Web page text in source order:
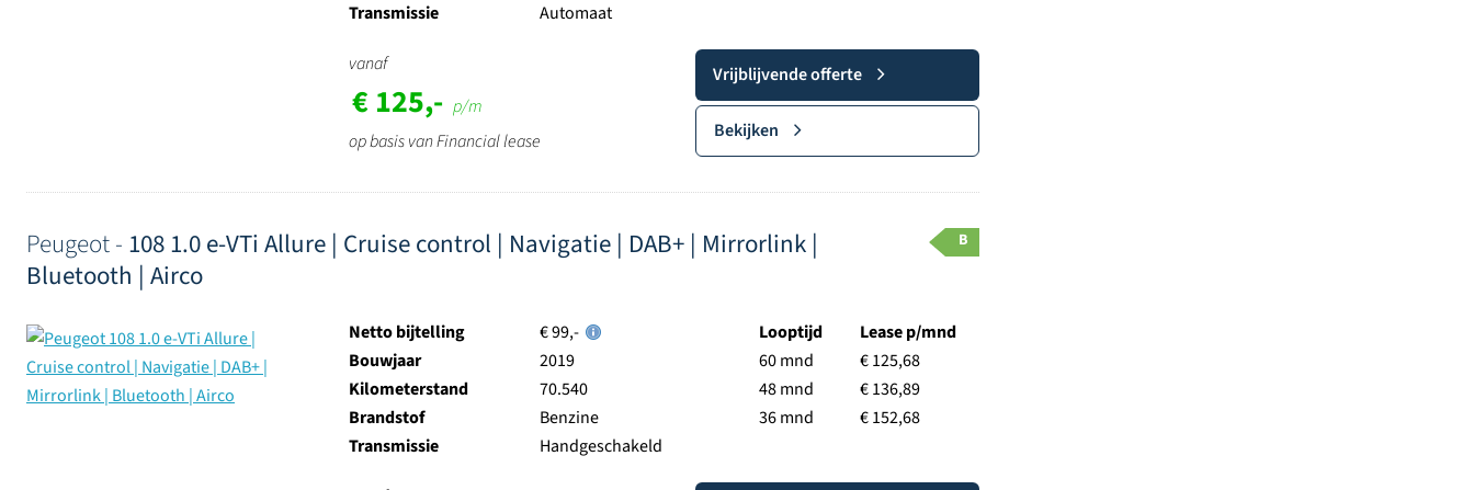
Transmissie
Automaat
vanaf
€ 125,- p/m
op basis van Financial lease
Vrijblijvende offerte
Bekijken
Peugeot - 108 1.0 e-VTi Allure | Cruise control | Navigatie | DAB+ | Mirrorlink |
Bluetooth | Airco
B
Netto bijtelling
€ 99,-
Bouwjaar
2019
Kilometerstand
70.540
Brandstof
Benzine
Transmissie
Handgeschakeld
Looptijd
60 mnd
48 mnd
36 mnd
Lease p/mnd
€ 125,68
€ 136,89
€ 152,68